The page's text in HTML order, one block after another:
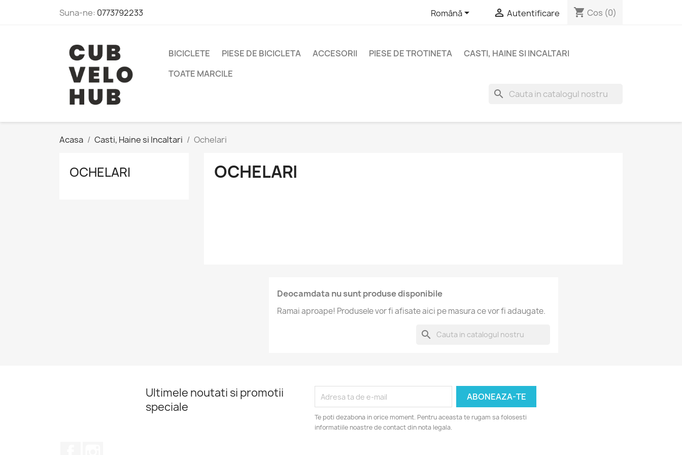
Suna-ne: 0773792233 Română  Autentificare shopping_cart Cos (0)
BICICLETE PIESE DE BICICLETA ACCESORII PIESE DE TROTINETA
CASTI, HAINE SI INCALTARI
TOATE MARCILE
search
Acasa Casti, Haine si Incaltari Ochelari
OCHELARI OCHELARI
Deocamdata nu sunt produse disponibile
Ramai aproape! Produsele vor fi afisate aici pe masura ce vor fi adaugate.
search
Ultimele noutati si promotii
speciale
Te poti dezabona in orice moment. Pentru aceasta te rugam sa folosesti
informatiile noastre de contact din nota legala.